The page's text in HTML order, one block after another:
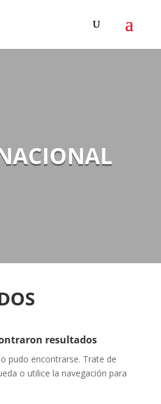
resultados
pudo encontrarse. Trate de
o utilice la navegación para